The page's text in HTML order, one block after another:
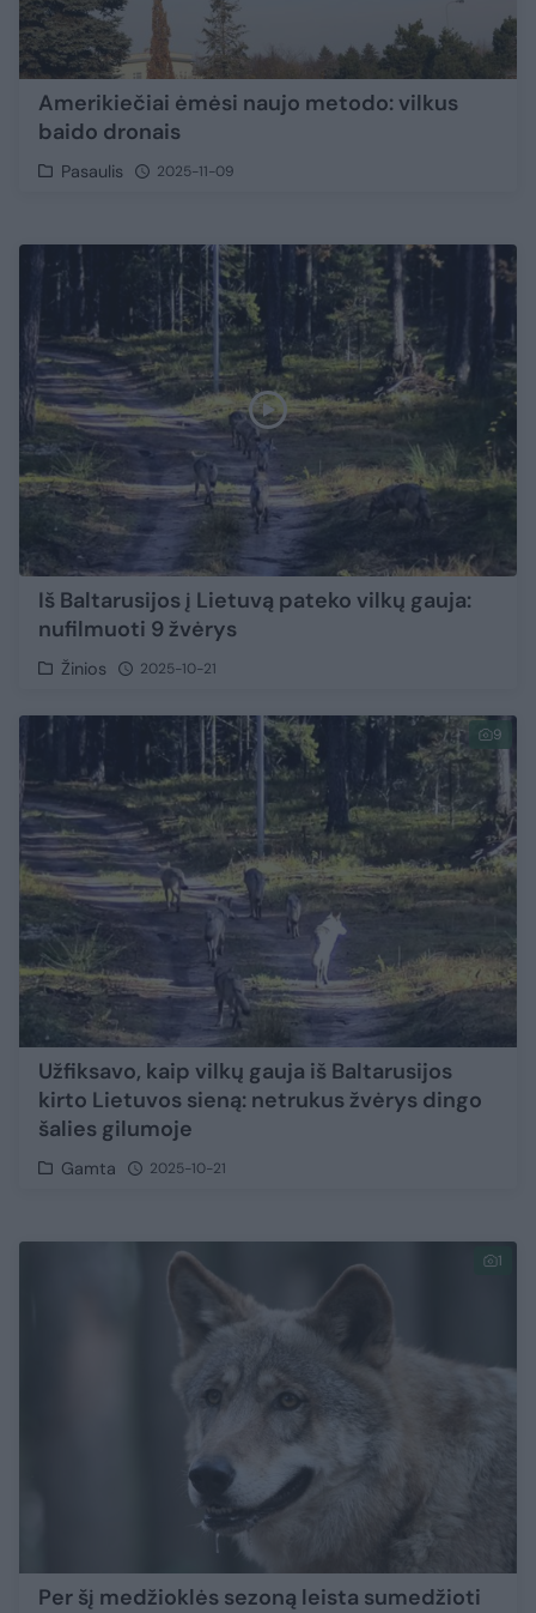
Amerikiečiai ėmėsi naujo metodo: vilkus
baido dronais
Pasaulis 2025-11-09
Iš Baltarusijos į Lietuvą pateko vilkų gauja:
nufilmuoti 9 žvėrys
Žinios 2025-10-21
9
Užfiksavo, kaip vilkų gauja iš Baltarusijos
kirto Lietuvos sieną: netrukus žvėrys dingo
šalies gilumoje
Gamta 2025-10-21
1
Per šį medžioklės sezoną leista sumedžioti